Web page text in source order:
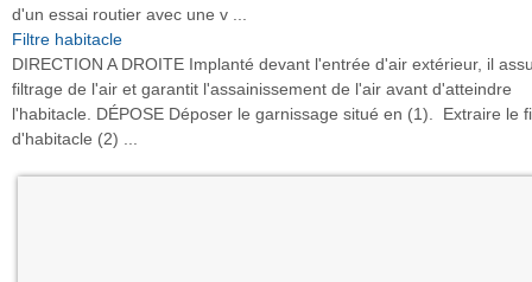
d'un essai routier avec une v ...
Filtre habitacle
DIRECTION A DROITE Implanté devant l'entrée d'air extérieur, il
filtrage de l'air et garantit l'assainissement de l'air avant d'atteindre
l'habitacle. DÉPOSE Déposer le garnissage situé en (1). Extraire le
d'habitacle (2) ...